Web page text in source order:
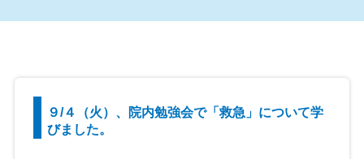
９/４（火）、院内勉強会で「救急」について学
びました。